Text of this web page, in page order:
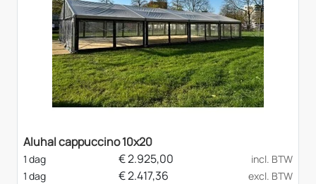
Aluhal cappuccino 10x20
1 dag €2.925,00
incl. BTW
1 dag
€2.417,36 excl. BTW